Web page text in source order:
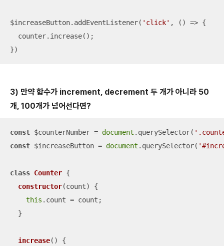
$increaseButton.addEventListener( 'click' , () => {
  counter.increase();
})
3) 만약 함수가 increment, decrement 두 개가 아니라 50
개, 100개가 넘어선다면?
const $counterNumber = document .querySelector(
const $increaseButton = document .querySelector(
class Counter {
constructor(count)
{
this .count = count;
  }
increase( ) {